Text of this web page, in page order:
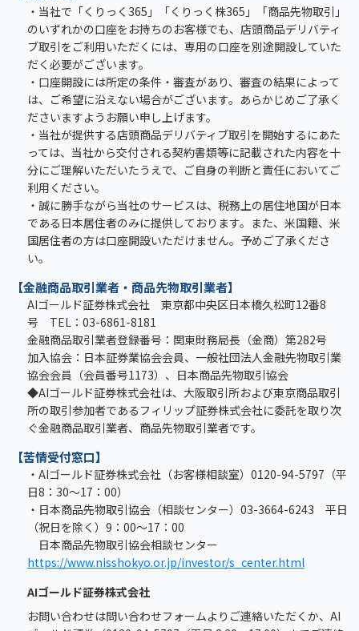
・当社で「くりっく365」「くりっく株365」「商品先物取引」
のいずれかの口座をお持ちのお客様でも、店頭商品デリバティ
ブ取引をご利用いただくには、専用の口座を別途開設していた
だく必要がございます。
・口座開設には所定の条件・審査があり、審査の結果によって
は、ご希望に沿えない場合がございます。あらかじめご了承く
ださいますようお願い申し上げます。
・当社が提供する店頭商品デリバティブ取引を開始するにあた
っては、当社から交付される契約書類等に記載された内容を十
分にご理解いただいたうえで、ご自身の判断と責任においてご
利用ください。
・誠に勝手ながら当社のサービスは、税務上の居住地国が日本
である日本居住者のみに提供しております。また、米国籍、米
国居住者の方は口座開設いただけません。予めご了承くださ
い。
【金融商品取引業者・商品先物取引業者】
AIゴールド証券株式会社 東京都中央区日本橋久松町12番8
号 TEL：03-6861-8181
金融商品取引業者登録番号：関東財務局長（金商）第282号
加入協会：日本証券業協会会員、一般社団法人金融先物取引業
協会会員（会員番号1173）、日本商品先物取引協会
◆AIゴールド証券株式会社は、大阪取引所および東京商品取引
所の取引参加者であるフィリップ証券株式会社に委託を取り次
ぐ金融商品取引業者、商品先物取引業者です。
【苦情受付窓口】
・AIゴールド証券株式会社（お客様相談室）0120-94-5797（平
日8：30～17：00）
・日本商品先物取引協会（相談センター）03-3664-6243 平日
（祝日を除く）9：00～17：00
日本商品先物取引協会相談センター
https://www.nisshokyo.or.jp/investor/s_center.html
AIゴールド証券株式会社
お問い合わせは問い合わせフォームよりご連絡いただくか、AI